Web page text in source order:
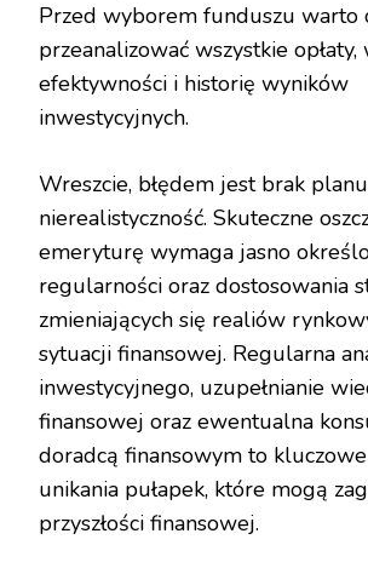
Przed wyborem funduszu warto
przeanalizować wszystkie opłaty,
efektywności i historię wyników
inwestycyjnych.
Wreszcie, błędem jest brak
nierealistyczność. Skuteczne
emeryturę wymaga jasno
regularności oraz dostosowania
zmieniających się realiów
sytuacji finansowej. Regularna
inwestycyjnego, uzupełnianie
finansowej oraz ewentualna
doradcą finansowym to
unikania pułapek, które mogą
przyszłości finansowej.